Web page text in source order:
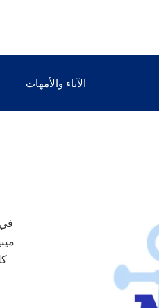
التبغ والتدخين
الآباء والأمهات
في